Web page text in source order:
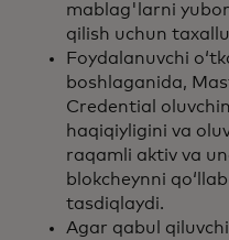
mablag'larni
qilish uchun
Foydalanuvchi
boshlaganida,
Credential
haqiqiyligini va
raqamli aktiv va
blokcheynni
tasdiqlaydi.
Agar qabul